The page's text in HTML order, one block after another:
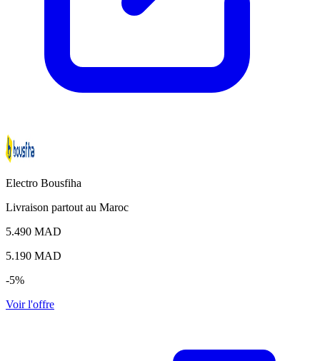
Electro Bousfiha
Livraison partout au Maroc
5.490 MAD
5.190 MAD
-5%
Voir l'offre